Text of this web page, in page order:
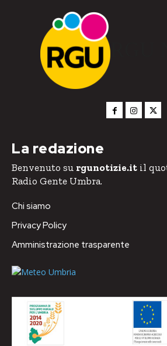
RGU
La redazione
Benvenuto su rgunotizie.it il
Radio Gente Umbra.
Chi siamo
Privacy Policy
Amministrazione trasparente